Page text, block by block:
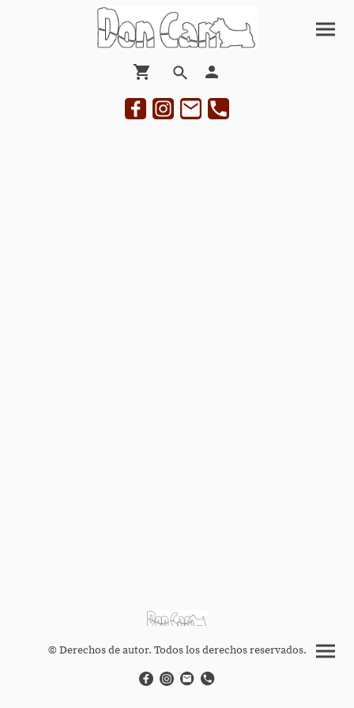
© Derechos de autor. Todos los derechos reservados.